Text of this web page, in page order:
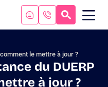
le mettre à jour ?
du DUERP
à jour ?